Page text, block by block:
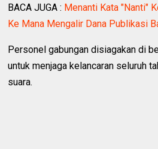
BACA JUGA : Menanti Kata "Nanti"
Ke Mana Mengalir Dana Publikasi
Personel gabungan disiagakan di
untuk menjaga kelancaran seluruh
suara.